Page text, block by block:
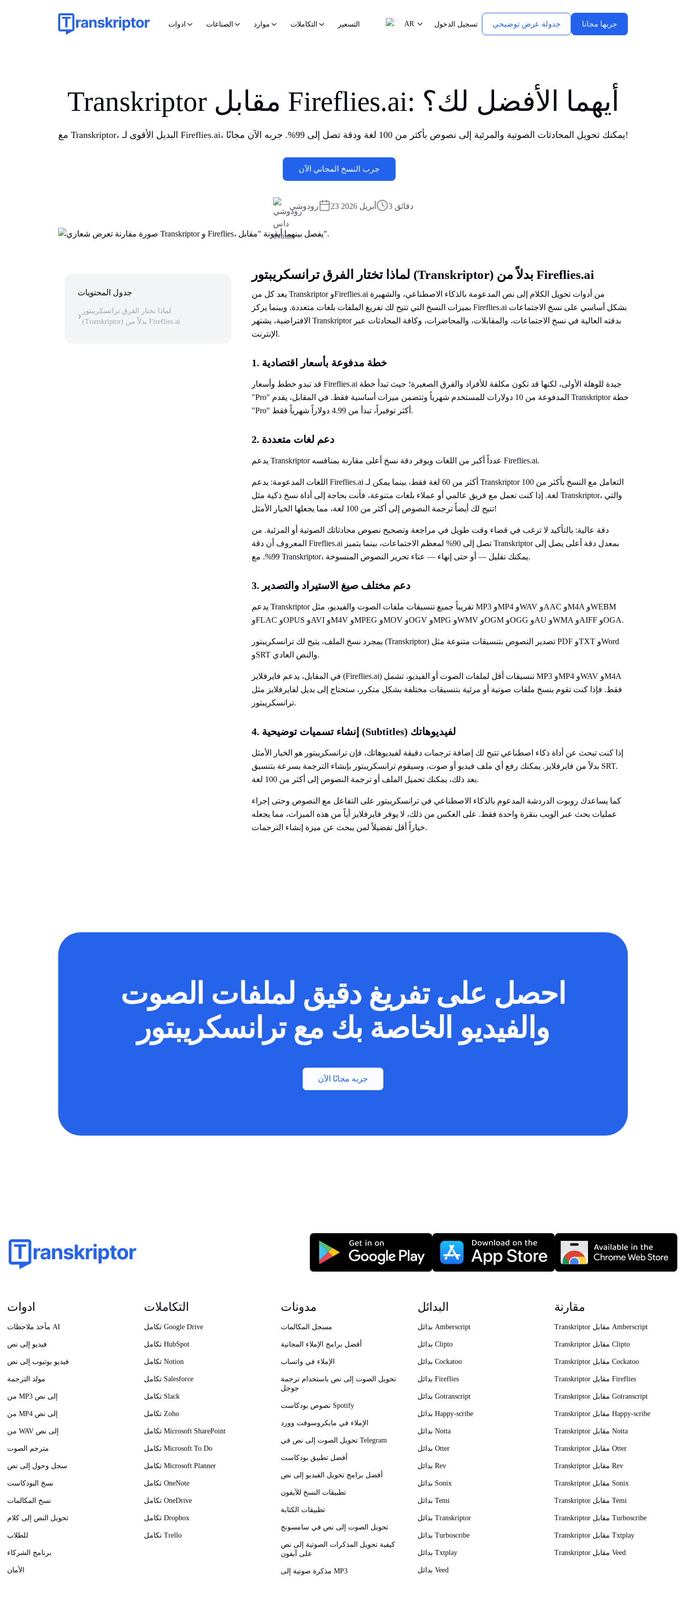
ادوات الصناعات موارد التكاملات التسعير AR تسجيل الدخول جدولة عرض توضيحي جربها مجانا
Transkriptor مقابل Fireflies.ai: أيهما الأفضل لك؟
مع Transkriptor، البديل الأقوى لـ Fireflies.ai، يمكنك تحويل المحادثات الصوتية والمرئية إلى نصوص بأكثر من 100 لغة ودقة تصل إلى 99%. جربه الآن مجانًا!
جرب النسخ المجاني الآن
رودوشي 23 أبريل 2026 3 دقائق
جدول المحتويات
لماذا تختار الفرق ترانسكريبتور
(Transkriptor) بدلاً من Fireflies.ai
لماذا تختار الفرق ترانسكريبتور (Transkriptor) بدلاً من Fireflies.ai
يعد كل من Transkriptor وFireflies.ai من أدوات تحويل الكلام إلى نص المدعومة بالذكاء الاصطناعي، والشهيرة
بميزات النسخ التي تتيح لك تفريغ الملفات بلغات متعددة. وبينما يركز Fireflies.ai بشكل أساسي على نسخ الاجتماعات
الافتراضية، يشتهر Transkriptor بدقته العالية في نسخ الاجتماعات، والمقابلات، والمحاضرات، وكافة المحادثات عبر
الإنترنت.
1. خطة مدفوعة بأسعار اقتصادية
قد تبدو خطط وأسعار Fireflies.ai جيدة للوهلة الأولى، لكنها قد تكون مكلفة للأفراد والفرق الصغيرة؛ حيث تبدأ خطة
"Pro" المدفوعة من 10 دولارات للمستخدم شهرياً وتتضمن ميزات أساسية فقط. في المقابل، يقدم Transkriptor خطة
"Pro" أكثر توفيراً، تبدأ من 4.99 دولاراً شهرياً فقط.
2. دعم لغات متعددة
يدعم Transkriptor عدداً أكبر من اللغات ويوفر دقة نسخ أعلى مقارنة بمنافسه Fireflies.ai.
اللغات المدعومة: يدعم Fireflies.ai أكثر من 60 لغة فقط، بينما يمكن لـ Transkriptor التعامل مع النسخ بأكثر من 100
لغة. إذا كنت تعمل مع فريق عالمي أو عملاء بلغات متنوعة، فأنت بحاجة إلى أداة نسخ ذكية مثل Transkriptor، والتي
تتيح لك أيضاً ترجمة النصوص إلى أكثر من 100 لغة، مما يجعلها الخيار الأمثل!
دقة عالية: بالتأكيد لا ترغب في قضاء وقت طويل في مراجعة وتصحيح نصوص محادثاتك الصوتية أو المرئية. من
المعروف أن دقة Fireflies.ai تصل إلى 90% لمعظم الاجتماعات، بينما يتميز Transkriptor بمعدل دقة أعلى يصل إلى
99%. مع Transkriptor، يمكنك تقليل — أو حتى إنهاء — عناء تحرير النصوص المنسوخة.
3. دعم مختلف صيغ الاستيراد والتصدير
يدعم Transkriptor تقريباً جميع تنسيقات ملفات الصوت والفيديو، مثل MP3 وMP4 وWAV وAAC وM4A وWEBM
وFLAC وOPUS وAVI وM4V وMPEG وMOV وOGV وMPG وWMV وOGM وOGG وAU وWMA وAIFF وOGA.
بمجرد نسخ الملف، يتيح لك ترانسكريبتور (Transkriptor) تصدير النصوص بتنسيقات متنوعة مثل PDF وTXT وWord
وSRT والنص العادي.
في المقابل، يدعم فايرفلايز (Fireflies.ai) تنسيقات أقل لملفات الصوت أو الفيديو، تشمل MP3 وMP4 وWAV وM4A
فقط. فإذا كنت تقوم بنسخ ملفات صوتية أو مرئية بتنسيقات مختلفة بشكل متكرر، ستحتاج إلى بديل لفايرفلايز مثل
ترانسكريبتور.
4. إنشاء تسميات توضيحية (Subtitles) لفيديوهاتك
إذا كنت تبحث عن أداة ذكاء اصطناعي تتيح لك إضافة ترجمات دقيقة لفيديوهاتك، فإن ترانسكريبتور هو الخيار الأمثل
بدلاً من فايرفلايز. يمكنك رفع أي ملف فيديو أو صوت، وسيقوم ترانسكريبتور بإنشاء الترجمة بسرعة بتنسيق SRT.
بعد ذلك، يمكنك تحميل الملف أو ترجمة النصوص إلى أكثر من 100 لغة.
كما يساعدك روبوت الدردشة المدعوم بالذكاء الاصطناعي في ترانسكريبتور على التفاعل مع النصوص وحتى إجراء
عمليات بحث عبر الويب بنقرة واحدة فقط. على العكس من ذلك، لا يوفر فايرفلايز أياً من هذه الميزات، مما يجعله
خياراً أقل تفضيلاً لمن يبحث عن ميزة إنشاء الترجمات.
احصل على تفريغ دقيق لملفات الصوت
والفيديو الخاصة بك مع ترانسكريبتور
جربه مجانًا الآن
ادوات
مأخذ ملاحظات AI
فيديو إلى نص
فيديو يوتيوب إلى نص
مولد الترجمة
من MP3 إلى نص
من MP4 إلى نص
من WAV إلى نص
مترجم الصوت
سجل وحول إلى نص
نسخ البودكاست
نسخ المكالمات
تحويل النص إلى كلام
للطلاب
برنامج الشركاء
الأمان
التكاملات
تكامل Google Drive
تكامل HubSpot
تكامل Notion
تكامل Salesforce
تكامل Slack
تكامل Zoho
تكامل Microsoft SharePoint
تكامل Microsoft To Do
تكامل Microsoft Planner
تكامل OneNote
تكامل OneDrive
تكامل Dropbox
تكامل Trello
مدونات
مسجل المكالمات
أفضل برامج الإملاء المجانية
الإملاء في واتساب
تحويل الصوت إلى نص باستخدام ترجمة
جوجل
نصوص بودكاست Spotify
الإملاء في مايكروسوفت وورد
تحويل الصوت إلى نص في Telegram
أفضل تطبيق بودكاست
أفضل برامج تحويل الفيديو إلى نص
تطبيقات النسخ للآيفون
تطبيقات الكتابة
تحويل الصوت إلى نص في سامسونج
كيفية تحويل المذكرات الصوتية إلى نص
على آيفون
مذكرة صوتية إلى MP3
البدائل
بدائل Amberscript
بدائل Clipto
بدائل Cockatoo
بدائل Fireflies
بدائل Gotranscript
بدائل Happy-scribe
بدائل Notta
بدائل Otter
بدائل Rev
بدائل Sonix
بدائل Temi
بدائل Transkriptor
بدائل Turboscribe
بدائل Txtplay
بدائل Veed
مقارنة
Transkriptor مقابل Amberscript
Transkriptor مقابل Clipto
Transkriptor مقابل Cockatoo
Transkriptor مقابل Fireflies
Transkriptor مقابل Gotranscript
Transkriptor مقابل Happy-scribe
Transkriptor مقابل Notta
Transkriptor مقابل Otter
Transkriptor مقابل Rev
Transkriptor مقابل Sonix
Transkriptor مقابل Temi
Transkriptor مقابل Turboscribe
Transkriptor مقابل Txtplay
Transkriptor مقابل Veed